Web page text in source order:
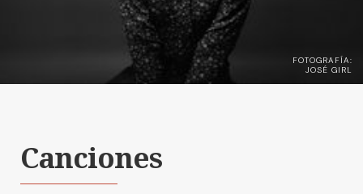
FOTOGRAFÍA:
JOSÉ GIRL
Canciones